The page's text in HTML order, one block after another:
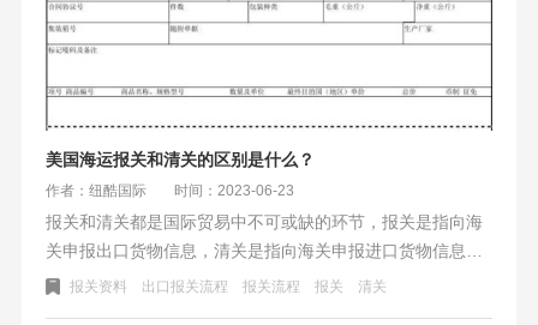
美国海运报关和清关的区别是什么？
作者：纽酷国际 时间：2023-06-23
报关和清关都是国际贸易中不可或缺的环节，报关是指向海
关申报出口货物信息，清关是指向海关申报进口货物信息。
准备的资料和流程步骤不同，在报关流程中需要准备出口货
报关资料 出口报关流程 报关流程 报关 清关